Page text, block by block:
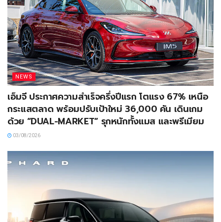
NEWS
เอ็มจี ประกาศความสำเร็จครึ่งปีแรก โตแรง 67% เหนือ
กระแสตลาด พร้อมปรับเป้าใหม่ 36,000 คัน เดินเกม
ด้วย “DUAL-MARKET” รุกหนักทั้งแมส และพรีเมียม
03/08/2026